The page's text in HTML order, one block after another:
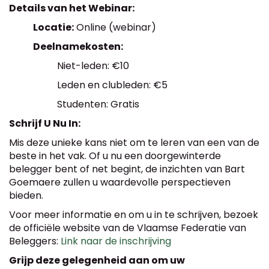
Details van het Webinar:
Locatie:Online (webinar)
Deelnamekosten:
Niet-leden: €10
Leden en clubleden: €5
Studenten: Gratis
Schrijf U Nu In:
Mis deze unieke kans niet om te leren van een van de
beste in het vak. Of u nu een doorgewinterde
belegger bent of net begint, de inzichten van Bart
Goemaere zullen u waardevolle perspectieven
bieden.
Voor meer informatie en om u in te schrijven, bezoek
de officiële website van de Vlaamse Federatie van
Beleggers: Link naar de inschrijving
Grijp deze gelegenheid aan om uw